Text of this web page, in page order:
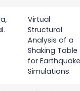
Virtual
Structural
Analysis of a
Shaking Table
for Earthquake
Simulations